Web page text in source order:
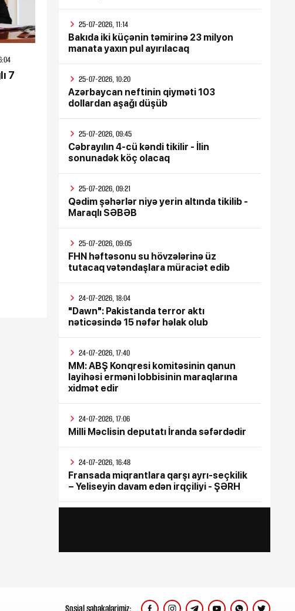
7
25-07-2026, 11:14
Bakıda iki küçənin təmirinə 23 milyon
manata yaxın pul ayırılacaq
25-07-2026, 10:20
Azərbaycan neftinin qiyməti 103
dollardan aşağı düşüb
25-07-2026, 09:45
Cəbrayılın 4-cü kəndi tikilir - İlin
sonunadək köç olacaq
25-07-2026, 09:21
Qədim şəhərlər niyə yerin altında tikilib -
Maraqlı SƏBƏB
25-07-2026, 09:05
FHN həftəsonu su hövzələrinə üz
tutacaq vətəndaşlara müraciət edib
24-07-2026, 18:04
"Dawn": Pakistanda terror aktı
nəticəsində 15 nəfər həlak olub
24-07-2026, 17:40
MM: ABŞ Konqresi komitəsinin qanun
layihəsi erməni lobbisinin maraqlarına
xidmət edir
24-07-2026, 17:06
Milli Məclisin deputatı İranda səfərdədir
24-07-2026, 16:48
Fransada miqrantlara qarşı ayrı-seçkilik
– Yeliseyin davam edən irqçiliyi - ŞƏRH
var
Sosial şəbəkələrimiz: